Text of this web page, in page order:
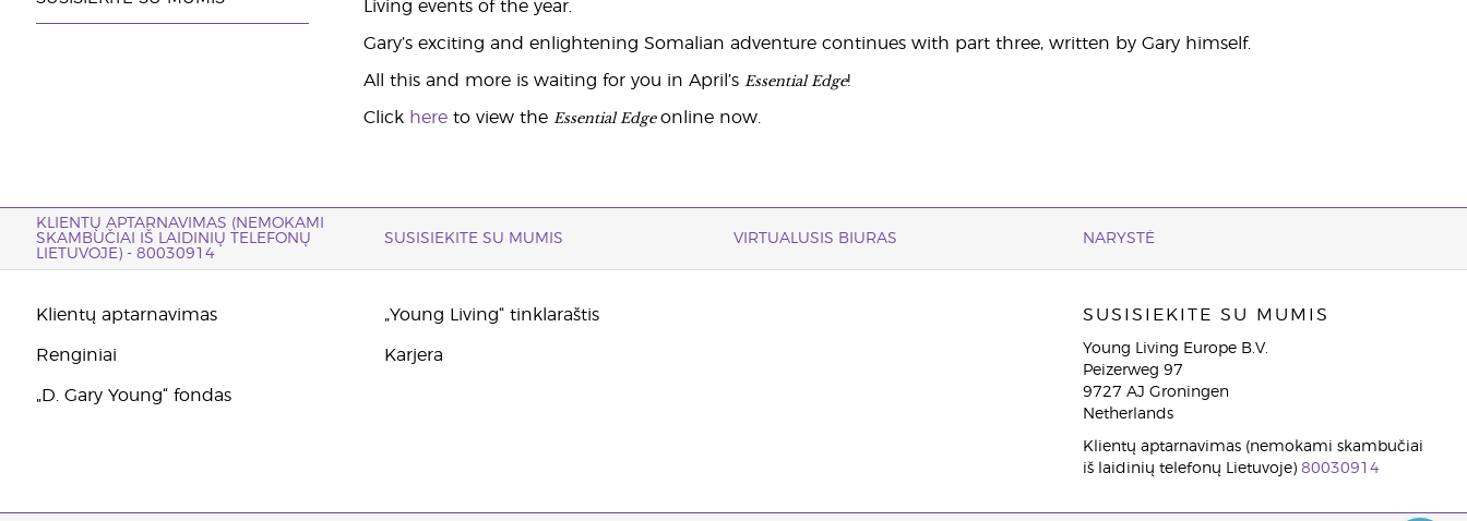
Living events of the year.
Gary’s exciting and enlightening Somalian adventure continues with part three, written by Gary himself.
All this and more is waiting for you in April’s Essential Edge!
Click hereto view the Essential Edgeonline now.
KLIENTŲ APTARNAVIMAS (NEMOKAMI
SKAMBUČIAI IŠ LAIDINIŲ TELEFONŲ
LIETUVOJE) - 80030914
SUSISIEKITE SU MUMIS VIRTUALUSIS BIURAS NARYSTĖ
Klientų aptarnavimas
Renginiai
„D. Gary Young“ fondas
„Young Living“ tinklaraštis
Karjera
SUSISIEKITE SU MUMIS
Young Living Europe B.V.
Peizerweg 97
9727 AJ Groningen
Netherlands
Klientų aptarnavimas (nemokami skambučiai
iš laidinių telefonų Lietuvoje) 80030914